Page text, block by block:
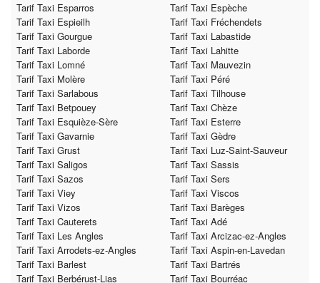
Tarif Taxi Esparros
Tarif Taxi Espèche
Tarif Taxi Espieilh
Tarif Taxi Fréchendets
Tarif Taxi Gourgue
Tarif Taxi Labastide
Tarif Taxi Laborde
Tarif Taxi Lahitte
Tarif Taxi Lomné
Tarif Taxi Mauvezin
Tarif Taxi Molère
Tarif Taxi Péré
Tarif Taxi Sarlabous
Tarif Taxi Tilhouse
Tarif Taxi Betpouey
Tarif Taxi Chèze
Tarif Taxi Esquièze-Sère
Tarif Taxi Esterre
Tarif Taxi Gavarnie
Tarif Taxi Gèdre
Tarif Taxi Grust
Tarif Taxi Luz-Saint-Sauveur
Tarif Taxi Saligos
Tarif Taxi Sassis
Tarif Taxi Sazos
Tarif Taxi Sers
Tarif Taxi Viey
Tarif Taxi Viscos
Tarif Taxi Vizos
Tarif Taxi Barèges
Tarif Taxi Cauterets
Tarif Taxi Adé
Tarif Taxi Les Angles
Tarif Taxi Arcizac-ez-Angles
Tarif Taxi Arrodets-ez-Angles
Tarif Taxi Aspin-en-Lavedan
Tarif Taxi Barlest
Tarif Taxi Bartrés
Tarif Taxi Berbérust-Lias
Tarif Taxi Bourréac